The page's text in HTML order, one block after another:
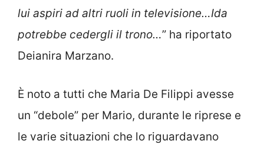
lui aspiri ad altri ruoli in televisione…Ida
potrebbe cedergli il trono…” ha riportato
Deianira Marzano.
È noto a tutti che Maria De Filippi avesse
un “debole” per Mario, durante le riprese e
le varie situazioni che lo riguardavano